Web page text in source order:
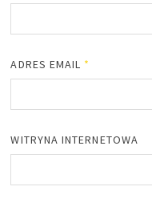
ADRES EMAIL *
WITRYNA INTERNETOWA